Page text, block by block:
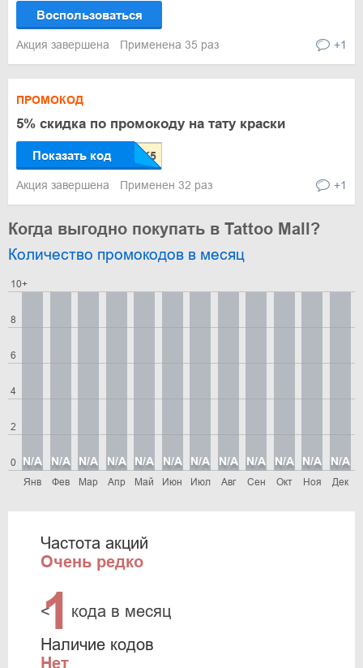
Воспользоваться
Акция завершена Применена 35 раз +1
ПРОМОКОД
5% скидка по промокоду на тату краски
Показать код
Акция завершена Применен 32 раз +1
Когда выгодно покупать в Tattoo Mall?
Количество промокодов в месяц
0
2
4
6
8
10+
Янв
N/A
Фев
N/A
Мар
N/A
Апр
N/A
Май
N/A
Июн
N/A
Июл
N/A
Авг
N/A
Сен
N/A
Окт
N/A
Ноя
N/A
Дек
N/A
Частота акций
Очень редко
<
1 кода в месяц
Наличие кодов
Нет